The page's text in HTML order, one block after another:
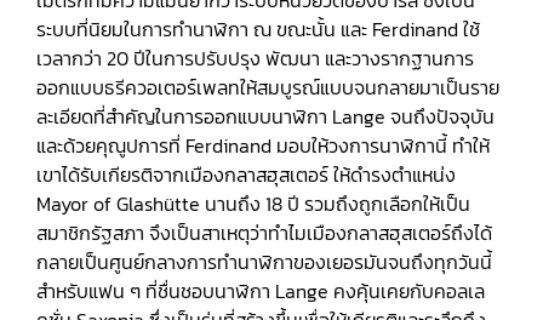
ระบบที่นิยมในการทำนาฬิกา ณ ขณะนั้น และ Ferdinand ใช้
เวลากว่า 20 ปีในการปรับปรุง พัฒนา และวางรากฐานการ
ออกแบบธรีควอเตอร์เพลทให้สมบูรณ์แบบจนกลายมาเป็นราย
ละเอียดที่สำคัญในการออกแบบนาฬิกา Lange จนถึงปัจจุบัน
และด้วยคุณูปการที่ Ferdinand มอบให้วงการนาฬิกานี้ ทำให้
เขาได้รับเกียรติจากเมืองกลาสฮุสเตอร์ ให้ดำรงตำแหน่ง
Mayor of Glashütte นานถึง 18 ปี รวมถึงถูกเลือกให้เป็น
สมาชิกรัฐสภา จึงเป็นสาเหตุว่าทำไมเมืองกลาสฮุสเตอร์ถึงได้
กลายเป็นศูนย์กลางการทำนาฬิกาของเยอรมันจนถึงทุกวันนี้
สำหรับแฟน ๆ ที่ชื่นชอบนาฬิกา Lange คงคุ้นเคยกับคอลเล